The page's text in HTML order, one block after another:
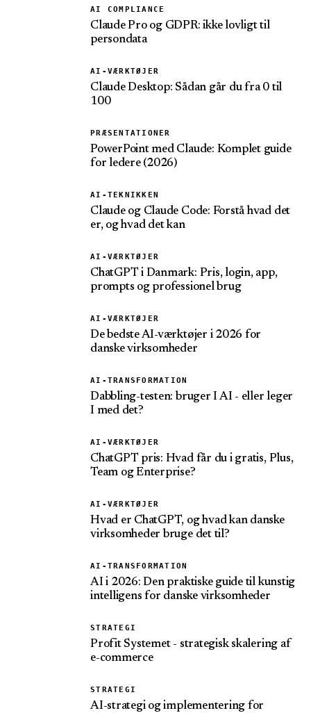
AI COMPLIANCE
Claude Pro og GDPR: ikke lovligt til
persondata
AI-VÆRKTØJER
Claude Desktop: Sådan går du fra 0 til
100
PRÆSENTATIONER
PowerPoint med Claude: Komplet guide
for ledere (2026)
AI-TEKNIKKEN
Claude og Claude Code: Forstå hvad det
er, og hvad det kan
AI-VÆRKTØJER
ChatGPT i Danmark: Pris, login, app,
prompts og professionel brug
AI-VÆRKTØJER
De bedste AI-værktøjer i 2026 for
danske virksomheder
AI-TRANSFORMATION
Dabbling-testen: bruger I AI - eller leger
I med det?
AI-VÆRKTØJER
ChatGPT pris: Hvad får du i gratis, Plus,
Team og Enterprise?
AI-VÆRKTØJER
Hvad er ChatGPT, og hvad kan danske
virksomheder bruge det til?
AI-TRANSFORMATION
AI i 2026: Den praktiske guide til kunstig
intelligens for danske virksomheder
STRATEGI
Profit Systemet - strategisk skalering af
e-commerce
STRATEGI
AI-strategi og implementering for